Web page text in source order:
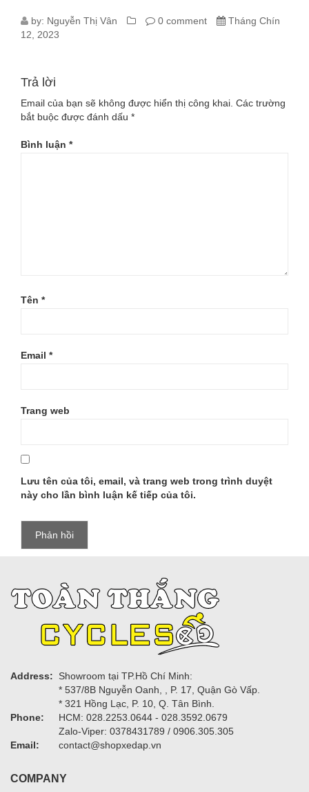
IN_WAX_2021_5CB4F353-
4855-
9B6F-
by: Nguyễn Thị Vân 0 comment
Tháng Chín
12, 2023
Trả lời
Email của bạn sẽ không được hiển thị công khai. Các trường
bắt buộc được đánh dấu *
Bình luận *
Tên *
Email *
Trang web
Lưu tên của tôi, email, và trang web trong trình duyệt
này cho lần bình luận kế tiếp của tôi.
Address:
Showroom tại TP.Hồ Chí Minh:
* 537/8B Nguyễn Oanh, , P. 17, Quận Gò Vấp.
* 321 Hồng Lạc, P. 10, Q. Tân Bình.
Phone:
HCM: 028.2253.0644 - 028.3592.0679
Zalo-Viper: 0378431789 / 0906.305.305
Email:
contact@shopxedap.vn
COMPANY